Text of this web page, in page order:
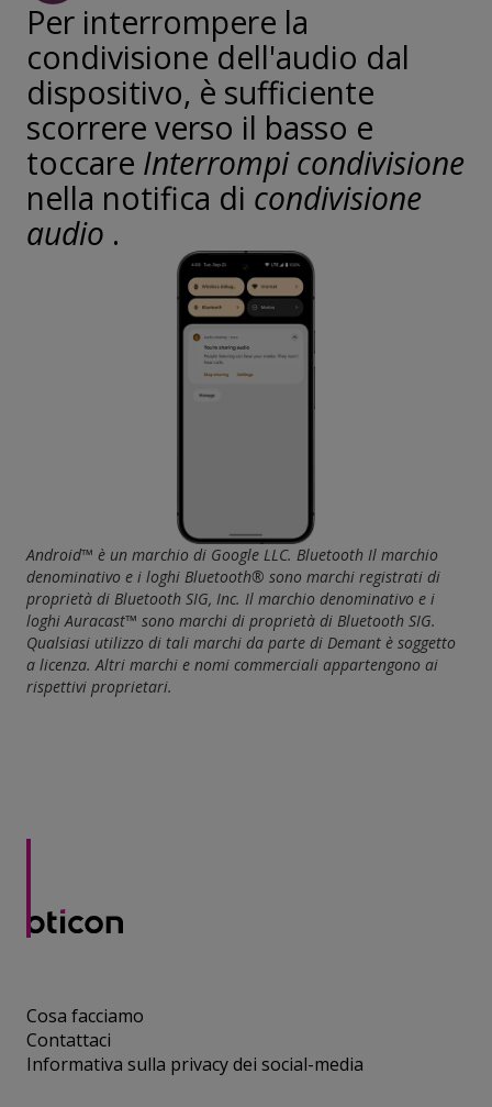
Per interrompere la
condivisione dell'audio dal
dispositivo, è sufficiente
scorrere verso il basso e
toccare Interrompi condivisione
nella notifica di condivisione
audio .
Android™ è un marchio di Google LLC. Bluetooth Il marchio
denominativo e i loghi Bluetooth® sono marchi registrati di
proprietà di Bluetooth SIG, Inc. Il marchio denominativo e i
loghi Auracast™ sono marchi di proprietà di Bluetooth SIG.
Qualsiasi utilizzo di tali marchi da parte di Demant è soggetto
a licenza. Altri marchi e nomi commerciali appartengono ai
rispettivi proprietari.
Cosa facciamo
Contattaci
Informativa sulla privacy dei social-media